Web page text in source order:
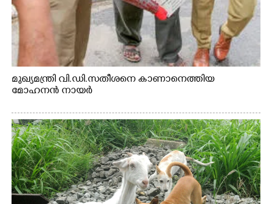
മുഖ്യമന്ത്രി വി.ഡി.സതീശനെ കാണാനെത്തിയ
മോഹനൻ നായർ